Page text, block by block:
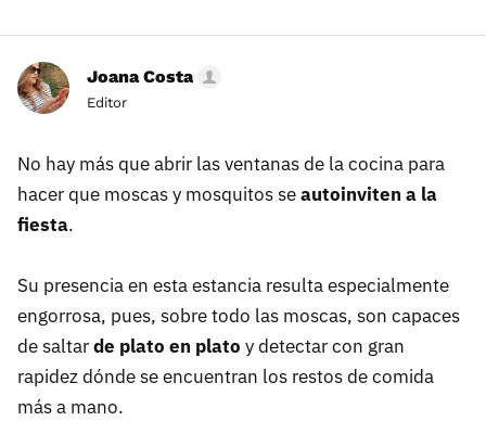
Joana Costa
Editor
No hay más que abrir las ventanas de la cocina para
hacer que moscas y mosquitos seautoinviten a la
fiesta.
Su presencia en esta estancia resulta especialmente
engorrosa, pues, sobre todo las moscas, son capaces
de saltarde plato en plato y detectar con gran
rapidez dónde se encuentran los restos de comida
más a mano.